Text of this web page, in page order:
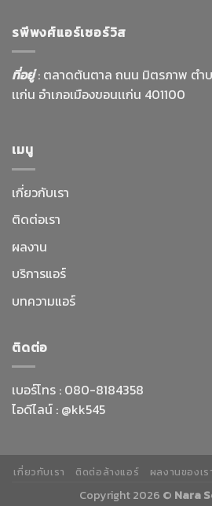
รพีพงศ์แอร์เซอร์วิส
ที่อยู่: ตลาดต้นตาล ถนน มิตรภาพ ตำบ
เเก่น อำเภอเมืองขอนเเก่น 401100
เมนู
เกี่ยวกับเรา
ติดต่อเรา
ผลงาน
บริการแอร์
บทความแอร์
ติดต่อ
เบอร์โทร : 080-8184358
ไอดีไลน์ : @kk545
เกี่ยวกับเรา ติดต่อล้างแอร์ ผลงานของเร
Copyright 2026 © Nara